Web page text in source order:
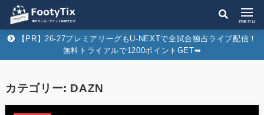
menu
【PR】26-27プレミアリーグもU-NEXTで全試合独占ライブ配信！
無料トライアルで1200ポイントGET➡︎
カテゴリー: DAZN